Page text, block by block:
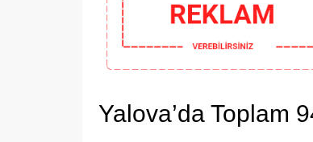
Yalova’da Toplam